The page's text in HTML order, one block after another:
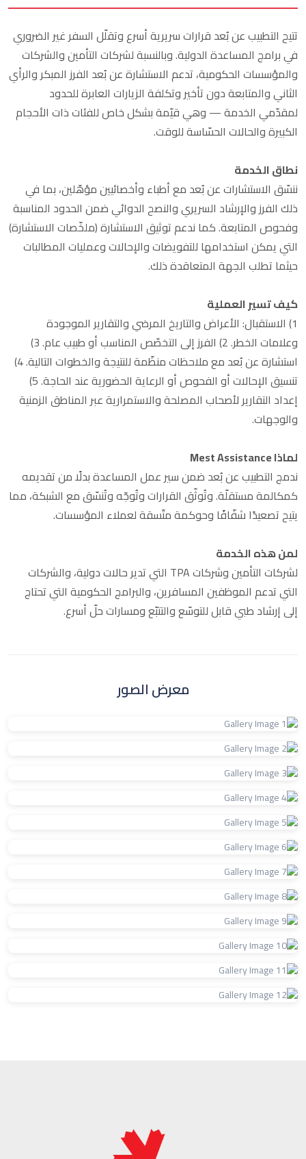
تتيح التطبيب عن بُعد قرارات سريرية أسرع وتقلّل السفر غير الضروري
في برامج المساعدة الدولية. وبالنسبة لشركات التأمين والشركات
والمؤسسات الحكومية، تدعم الاستشارة عن بُعد الفرز المبكر والرأي
الثاني والمتابعة دون تأخير وتكلفة الزيارات العابرة للحدود
لمقدّمي الخدمة — وهي قيّمة بشكل خاص للفئات ذات الأحجام
الكبيرة والحالات الحسّاسة للوقت.
نطاق الخدمة
ننسّق الاستشارات عن بُعد مع أطباء وأخصائيين مؤهّلين، بما في
ذلك الفرز والإرشاد السريري والنصح الدوائي ضمن الحدود المناسبة
وفحوص المتابعة. كما ندعم توثيق الاستشارة (ملخّصات الاستشارة)
التي يمكن استخدامها للتفويضات والإحالات وعمليات المطالبات
حيثما تطلب الجهة المتعاقدة ذلك.
كيف تسير العملية
1) الاستقبال: الأعراض والتاريخ المرضي والتقارير الموجودة
وعلامات الخطر. 2) الفرز إلى التخصّص المناسب أو طبيب عام. 3)
استشارة عن بُعد مع ملاحظات منظّمة للنتيجة والخطوات التالية. 4)
تنسيق الإحالات أو الفحوص أو الرعاية الحضورية عند الحاجة. 5)
إعداد التقارير لأصحاب المصلحة والاستمرارية عبر المناطق الزمنية
والوجهات.
لماذا Mest Assistance
ندمج التطبيب عن بُعد ضمن سير عمل المساعدة بدلًا من تقديمه
كمكالمة مستقلّة. وتُوثّق القرارات وتُوجّه وتُنسّق مع الشبكة، مما
يتيح تصعيدًا شفّافًا وحوكمة متّسقة لعملاء المؤسسات.
لمن هذه الخدمة
لشركات التأمين وشركات TPA التي تدير حالات دولية، والشركات
التي تدعم الموظفين المسافرين، والبرامج الحكومية التي تحتاج
إلى إرشاد طبي قابل للتوسّع والتتبّع ومسارات حلّ أسرع.
معرض الصور